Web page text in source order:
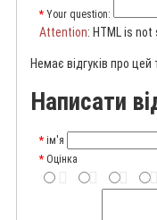
Your question:
Attention: HTML is
Немає відгуків про цей
Написати
ім'я
Оцінка